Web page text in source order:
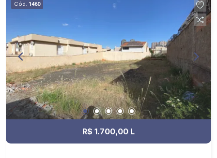
Cód. 1460
R$ 1.700,00 L